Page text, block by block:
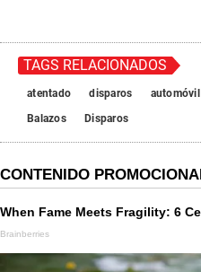
TAGS RELACIONADOS
atentado disparos automóvil
Balazos
Disparos